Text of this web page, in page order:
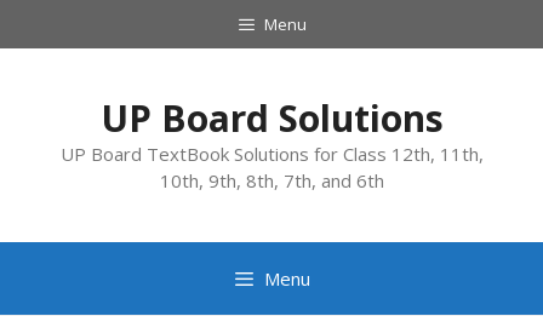
to
Menu
UP Board Solutions
UP Board TextBook Solutions for Class 12th, 11th,
10th, 9th, 8th, 7th, and 6th
Menu